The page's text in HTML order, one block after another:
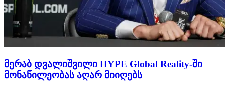
მერაბ დვალიშვილი HYPE Global Reality-ში
მონაწილეობას აღარ მიიღებს